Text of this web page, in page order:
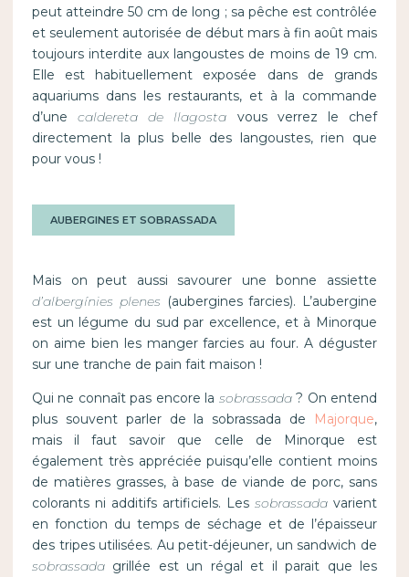
peut atteindre 50 cm de long ; sa pêche est contrôlée
et seulement autorisée de début mars à fin août mais
toujours interdite aux langoustes de moins de 19 cm.
Elle est habituellement exposée dans de grands
aquariums dans les restaurants, et à la commande
d’unecaldereta de llagosta vous verrez le chef
directement la plus belle des langoustes, rien que
pour vous !
AUBERGINES ET SOBRASSADA
Mais on peut aussi savourer une bonne assiette
d’albergínies plenes (aubergines farcies). L’aubergine
est un légume du sud par excellence, et à Minorque
on aime bien les manger farcies au four. A déguster
sur une tranche de pain fait maison !
Qui ne connaît pas encore la sobrassada? On entend
plus souvent parler de la sobrassada de
Majorque,
mais il faut savoir que celle de Minorque est
également très appréciée puisqu’elle contient moins
de matières grasses, à base de viande de porc, sans
colorants ni additifs artificiels. Lessobrassada varient
en fonction du temps de séchage et de l’épaisseur
des tripes utilisées. Au petit-déjeuner, un sandwich de
sobrassadagrillée est un régal et il parait que les